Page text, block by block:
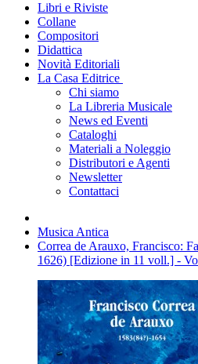
Libri e Riviste
Collane
Compositori
Didattica
Novità Editoriali
La Casa Editrice
Chi siamo
La Libreria Musicale
News ed Eventi
Cataloghi
Materiali a Noleggio
Distributori e Agenti
Newsletter
Contattaci
Musica Antica
Correa de Arauxo, Francisco:
1626) [Edizione in 11 voll.] -